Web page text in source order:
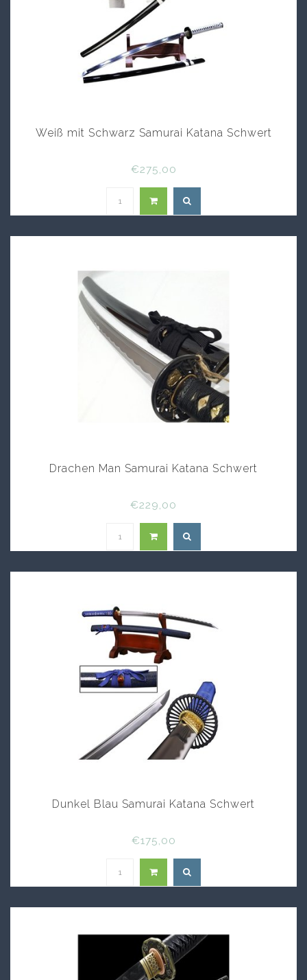
Weiß mit Schwarz Samurai Katana Schwert
€275,00
Drachen Man Samurai Katana Schwert
€229,00
Dunkel Blau Samurai Katana Schwert
€175,00